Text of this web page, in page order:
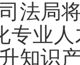
法局
专业
知识